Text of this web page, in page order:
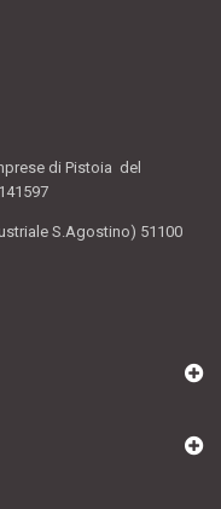
di Pistoia del
S.Agostino) 51100